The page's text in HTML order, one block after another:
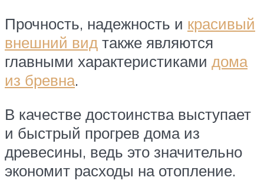
Прочность, надежность и красивый
внешний вид также являются
главными характеристиками дома
из бревна.
В качестве достоинства выступает
и быстрый прогрев дома из
древесины, ведь это значительно
экономит расходы на отопление.